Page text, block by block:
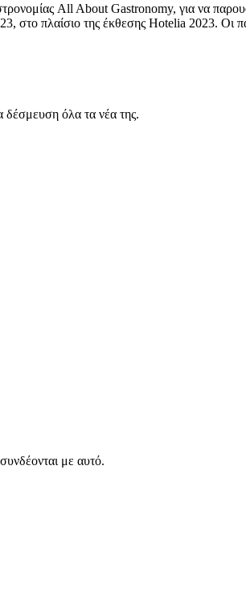
All About Gastronomy, για να
στο πλαίσιο της έκθεσης Hotelia 2023.
δέσμευση όλα τα νέα της.
με αυτό.